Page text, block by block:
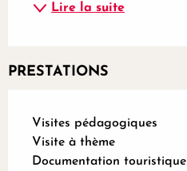
Lire la suite
PRESTATIONS
Visites pédagogiques
Visite à thème
Documentation touristique